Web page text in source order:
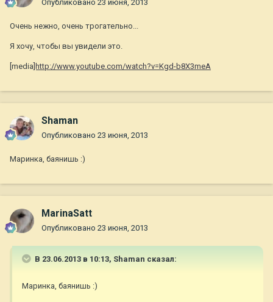
Опубликовано 23 июня, 2013
Очень нежно, очень трогательно...
Я хочу, чтобы вы увидели это.
[media ]http://www.youtube.com/watch?v=Kgd-b8X3meA
Shaman
Опубликовано 23 июня, 2013
Маринка, баянишь :)
MarinaSatt
Опубликовано 23 июня, 2013
В 23.06.2013 в 10:13, Shaman сказал:
Маринка, баянишь :)